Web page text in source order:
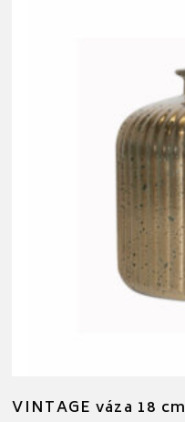
VINTAGE váza 18 cm